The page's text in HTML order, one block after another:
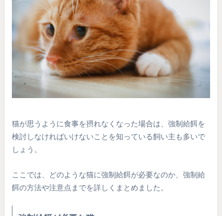
猫が思うように食事を摂れなくなった場合は、強制給餌を
検討しなければいけないことを知っている飼い主も多いで
しょう。
ここでは、どのような猫に強制給餌が必要なのか、強制給
餌の方法や注意点までを詳しくまとめました。